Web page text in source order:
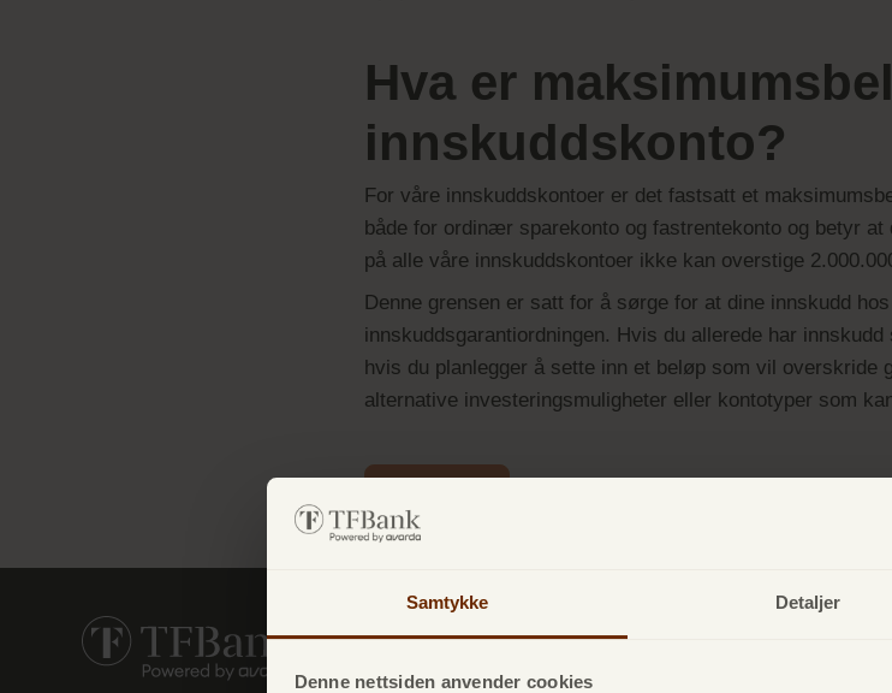
Samtykke Detaljer
Denne nettsiden anvender cookies
Hva er
innskuddskonto?
For våre innskuddskontoer er det fastsatt et
både for ordinær sparekonto og fastrentekonto og betyr
på alle våre innskuddskontoer ikke kan overstige
Denne grensen er satt for å sørge for at dine innskudd
innskuddsgarantiordningen. Hvis du allerede har
hvis du planlegger å sette inn et beløp som vil overskride
alternative investeringsmuligheter eller kontotyper som